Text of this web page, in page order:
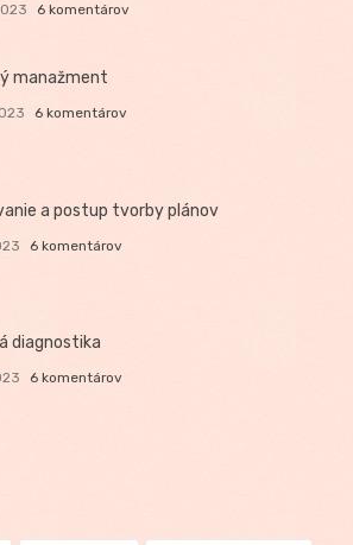
6 komentárov
manažment
6 komentárov
a postup tvorby plánov
6 komentárov
diagnostika
6 komentárov